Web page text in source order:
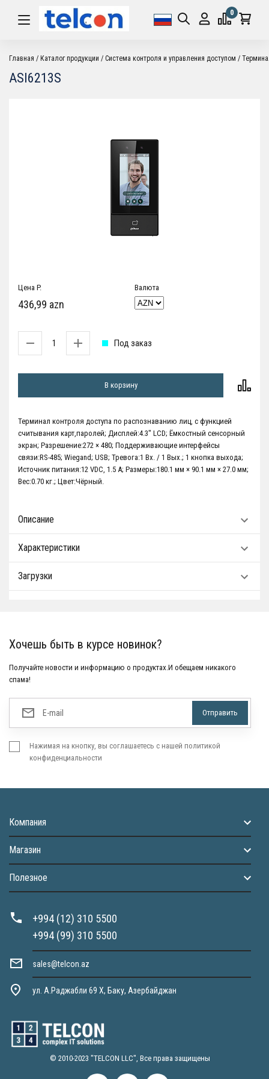
0
Главная Каталог продукции Система контроля и управления доступом
ASI6213S
Цена P.
436,99 azn
Валюта
Под заказ
В корзину
Терминал контроля доступа по распознаванию лиц, с функцией
считывания карт,паролей; Дисплей:4.3" LCD; Ёмкостный сенсорный
экран; Разрешение:272 × 480; Поддерживающие интерфейсы
связи:RS-485; Wiegand; USB; Тревога:1 Вх. / 1 Вых.; 1 кнопка выхода;
Источник питания:12 VDC, 1.5 A; Размеры:180.1 мм × 90.1 мм × 27.0 мм;
Вес:0.70 кг.; Цвет:Чёрный.
Описание
Характеристики
Загрузки
Хочешь быть в курсе новинок?
Получайте новости и информацию о продуктах.И обещаем никакого
спама!
Нажимая на кнопку, вы соглашаетесь с нашей политикой
конфиденциальности
Компания
Магазин
Полезное
+994 (12) 310 5500
+994 (99) 310 5500
sales@telcon.az
ул. А.Раджабли 69 X, Баку, Азербайджан
© 2010-2023 "TELCON LLC", Все права защищены